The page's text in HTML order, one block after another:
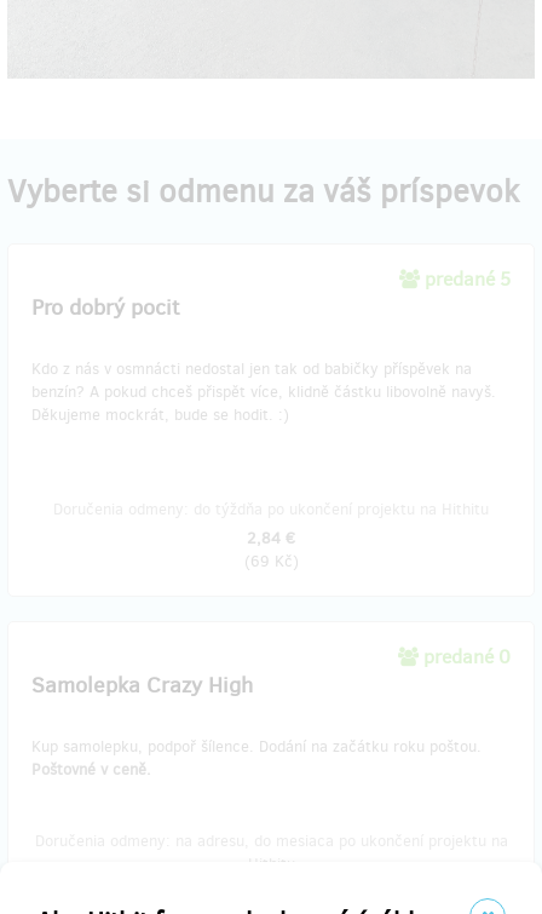
Vyberte si odmenu za váš príspevok
predané 5
Pro dobrý pocit
Kdo z nás v osmnácti nedostal jen tak od babičky příspěvek na
benzín? A pokud chceš přispět více, klidně částku libovolně navyš.
Děkujeme mockrát, bude se hodit. :)
2,84 €
(69 Kč)
predané 0
Samolepka Crazy High
Kup samolepku, podpoř šílence. Dodání na začátku roku poštou.
Poštovné v ceně.
Hithitu